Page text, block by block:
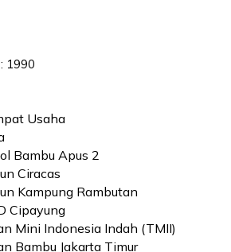
1990
Usaha
ol Bambu Apus 2
Ciracas
Kampung Rambutan
Cipayung
Mini Indonesia Indah (TMII)
Bambu Jakarta Timur